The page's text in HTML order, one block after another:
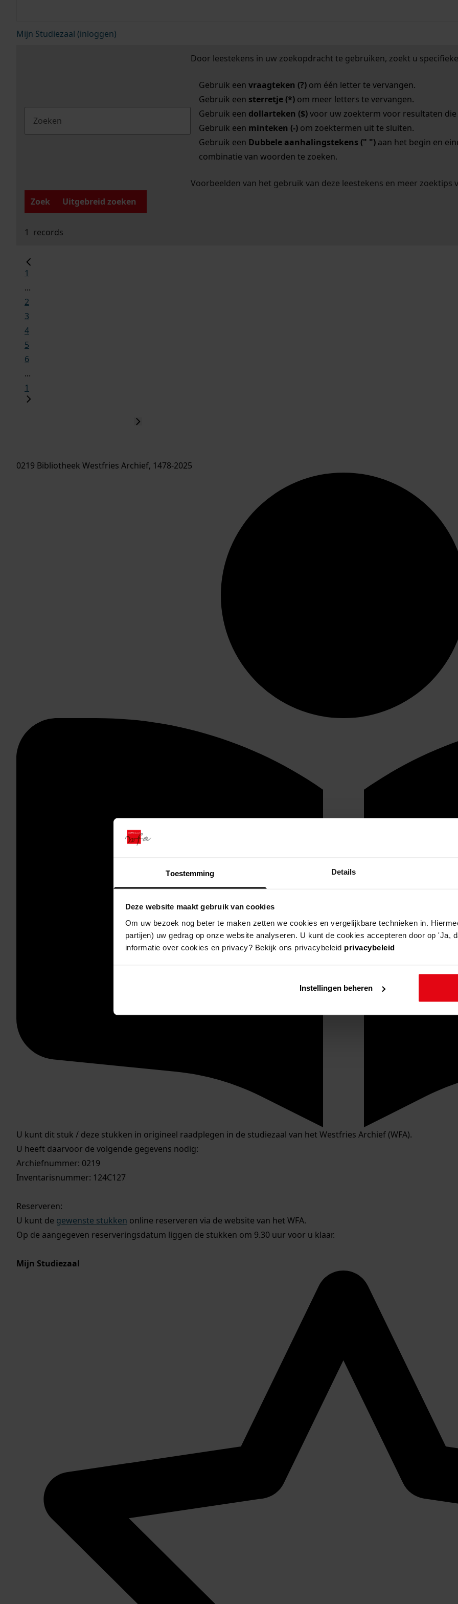
Toestemming Details
Deze website maakt gebruik van cookies
Om uw bezoek nog beter te maken zetten we cookies en vergelijkbare technieken in.
partijen) uw gedrag op onze website analyseren. U kunt de cookies accepteren door op 'Ja,
informatie over cookies en privacy? Bekijk ons privacybeleid privacybeleid
Instellingen beheren
Mijn Studiezaal (inloggen)
Door leestekens in uw zoekopdracht te gebruiken, zoekt u
Gebruik een vraagteken (?)om één letter te vervangen.
Gebruik een sterretje (*)om meer letters te vervangen.
Gebruik een dollarteken ($)voor uw zoekterm voor resultaten die
Gebruik een minteken (-)om zoektermen uit te sluiten.
Gebruik een Dubbele aanhalingstekens (" ")aan het begin en
combinatie van woorden te zoeken.
Voorbeelden van het gebruik van deze leestekens en meer zoektips
Zoek
Uitgebreid zoeken
1 records
1
...
2
3
4
5
6
...
1
0219 Bibliotheek Westfries Archief, 1478-2025
U kunt dit stuk / deze stukken in origineel raadplegen in de studiezaal van het Westfries Archief (WFA).
U heeft daarvoor de volgende gegevens nodig:
Archiefnummer: 0219
Inventarisnummer: 124C127
Reserveren:
U kunt de gewenste stukken online reserveren via de website van het WFA.
Op de aangegeven reserveringsdatum liggen de stukken om 9.30 uur voor u klaar.
Mijn Studiezaal